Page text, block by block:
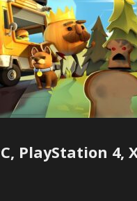
PlayStation 4,